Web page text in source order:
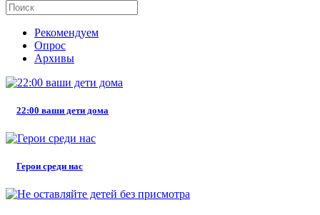
Рекомендуем
Опрос
Архивы
22:00 ваши дети дома
Герои среди нас